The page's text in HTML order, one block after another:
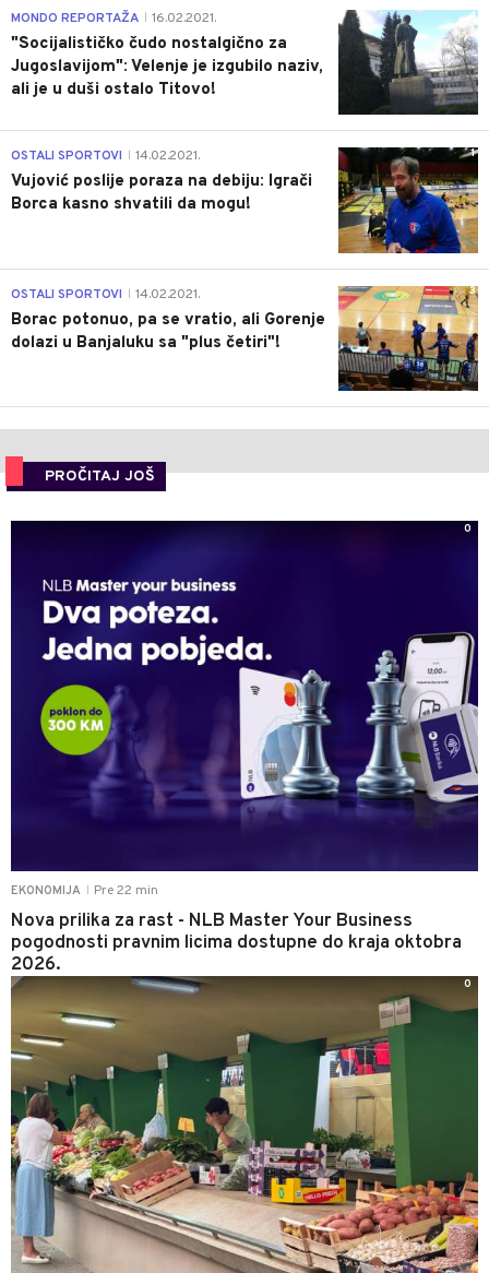
4
MONDO REPORTAŽA 16.02.2021.
"Socijalističko čudo nostalgično za
Jugoslavijom": Velenje je izgubilo naziv,
ali je u duši ostalo Titovo!
1
OSTALI SPORTOVI 14.02.2021.
Vujović poslije poraza na debiju: Igrači
Borca kasno shvatili da mogu!
3
OSTALI SPORTOVI 14.02.2021.
Borac potonuo, pa se vratio, ali Gorenje
dolazi u Banjaluku sa "plus četiri"!
PROČITAJ JOŠ
EKONOMIJA Pre 22 min
Nova prilika za rast - NLB Master Your Business
pogodnosti pravnim licima dostupne do kraja oktobra
2026.
0
0